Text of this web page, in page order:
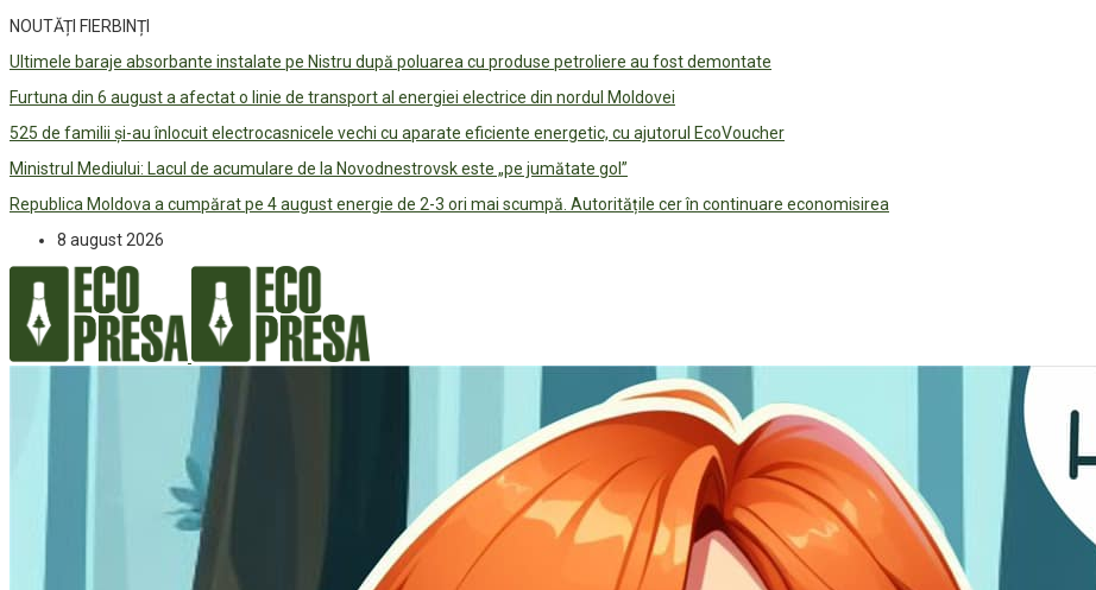
NOUTĂȚI FIERBINȚI
Ultimele baraje absorbante instalate pe Nistru după poluarea cu produse petroliere au fost demontate
Furtuna din 6 august a afectat o linie de transport al energiei electrice din nordul Moldovei
525 de familii și-au înlocuit electrocasnicele vechi cu aparate eficiente energetic, cu ajutorul EcoVoucher
Ministrul Mediului: Lacul de acumulare de la Novodnestrovsk este „pe jumătate gol”
Republica Moldova a cumpărat pe 4 august energie de 2-3 ori mai scumpă. Autoritățile cer în continuare economisirea
8 august 2026